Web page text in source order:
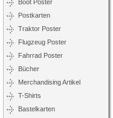
Boot Poster
Postkarten
Traktor Poster
Flugzeug Poster
Fahrrad Poster
Bücher
Merchandising Artikel
T-Shirts
Bastelkarten